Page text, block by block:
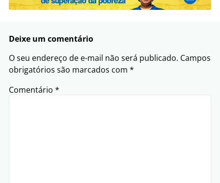
Deixe um comentário
O seu endereço de e-mail não será publicado. Campos
obrigatórios são marcados com *
Comentário *